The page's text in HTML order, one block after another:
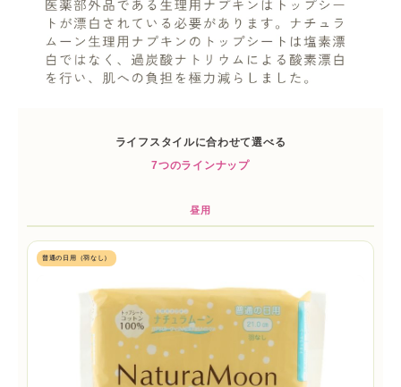
ライフスタイルに合わせて選べる
7つのラインナップ
昼用
普通の日用（羽なし）